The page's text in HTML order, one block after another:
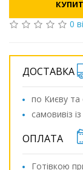
0
ДОСТАВКА
по Києву та
самовивіз
ОПЛАТА
Готівкою